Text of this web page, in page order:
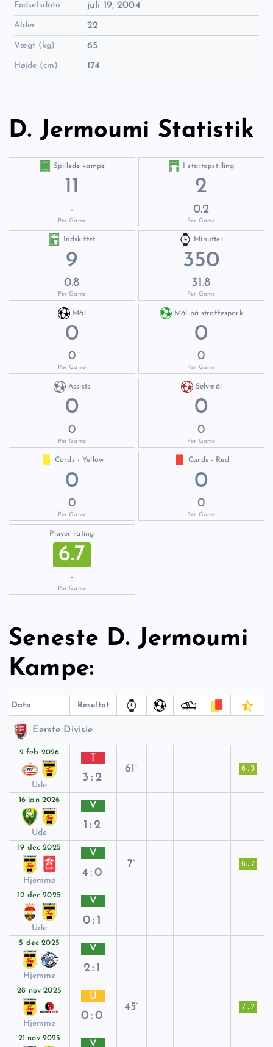
Fødselsdato juli 19, 2004
Alder 22
Vægt (kg) 65
Højde (cm) 174
D. Jermoumi Statistik
Spillede kampe
11
-
Per Game
I startopstilling
2
0.2
Per Game
Indskiftet
9
0.8
Per Game
Minutter
350
31.8
Per Game
Mål
0
0
Per Game
Mål på straffespark
0
0
Per Game
Assists
0
0
Per Game
Selvmål
0
0
Per Game
Cards - Yellow
0
0
Per Game
Cards - Red
0
0
Per Game
Player rating
6.7
-
Per Game
Seneste D. Jermoumi
Kampe:
Dato Resultat
Eerste Divisie
2 feb 2026
Ude
T
3:2
61` 6.3
16 jan 2026
Ude
V
1:2
19 dec 2025
Hjemme
V
4:0
7` 6.7
12 dec 2025
Ude
V
0:1
5 dec 2025
Hjemme
V
2:1
28 nov 2025
Hjemme
U
0:0
45` 7.2
21 nov 2025
V